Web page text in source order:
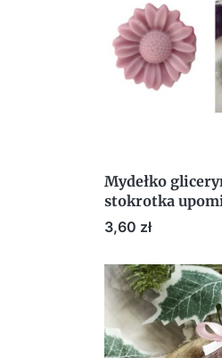
Mydełko
stokrotka
dla klientów
Cena
3,60 zł